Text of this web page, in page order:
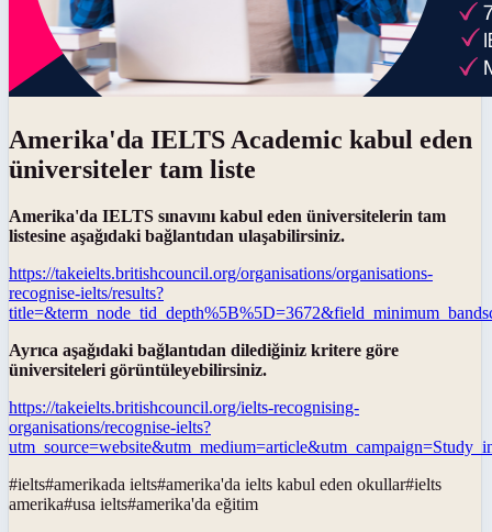
Amerika'da IELTS Academic kabul eden
üniversiteler tam liste
Amerika'da IELTS sınavını kabul eden üniversitelerin tam
listesine aşağıdaki bağlantıdan ulaşabilirsiniz.
https://takeielts.britishcouncil.org/organisations/organisations-
recognise-ielts/results?
Ayrıca aşağıdaki bağlantıdan dilediğiniz kritere göre
üniversiteleri görüntüleyebilirsiniz.
https://takeielts.britishcouncil.org/ielts-recognising-
organisations/recognise-ielts?
#ielts#amerikada ielts#amerika'da ielts kabul eden okullar#ielts
amerika#usa ielts#amerika'da eğitim